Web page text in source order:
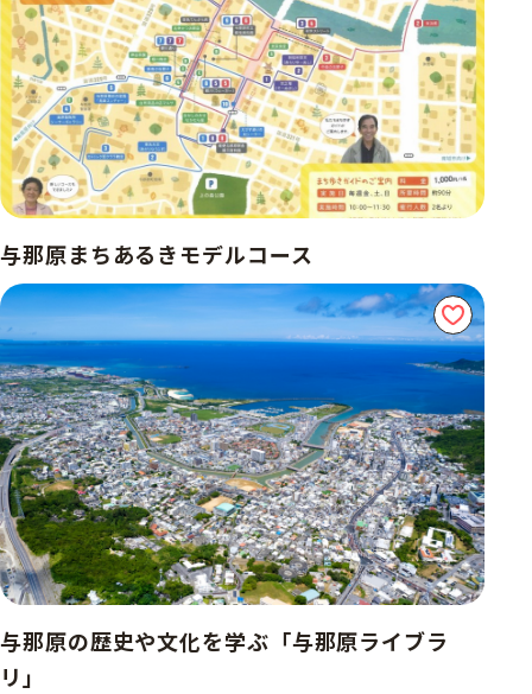
与那原まちあるきモデルコース
与那原の歴史や文化を学ぶ「与那原ライブラ
リ」